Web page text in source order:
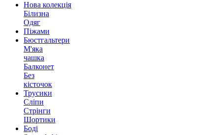
Нова колекція
Білизна
Одяг
Піжами
Бюстгальтери
М'яка
чашка
Балконет
Без
кісточок
Трусики
Сліпи
Стрінги
Шортики
Боді